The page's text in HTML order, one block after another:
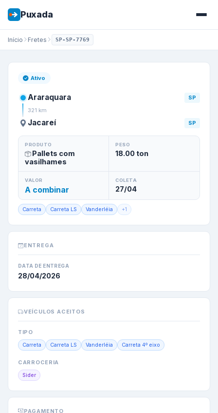
Puxada
Início Fretes SP-SP-7769
Frete de
Ativo
Araraquara
SP
321 km
Jacareí SP
PRODUTO
Pallets com
vasilhames
PESO
18.00ton
VALOR
A combinar
COLETA
27/04
Carreta Carreta LS Vanderléia +1
ENTREGA
DATA DE ENTREGA
28/04/2026
VEÍCULOS ACEITOS
TIPO
Carreta Carreta LS Vanderléia Carreta 4º eixo
CARROCERIA
Sider
PAGAMENTO